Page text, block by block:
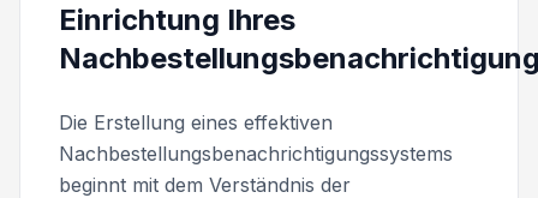
Einrichtung Ihres
Die Erstellung eines effektiven
Nachbestellungsbenachrichtigungssystems
beginnt mit dem Verständnis der